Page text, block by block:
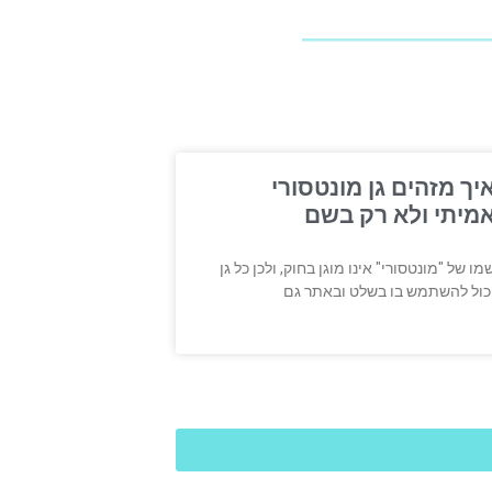
מזהים גן מונטסורי
ולא רק בשם
של "מונטסורי" אינו מוגן בחוק, ולכן כל גן
להשתמש בו בשלט ובאתר גם